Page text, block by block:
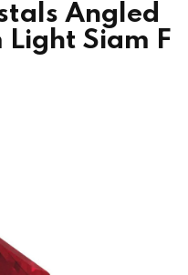
Angled
Light Siam F